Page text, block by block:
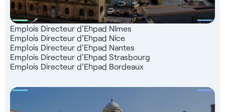
Emplois Directeur d'Ehpad Nîmes
Emplois Directeur d'Ehpad Nice
Emplois Directeur d'Ehpad Nantes
Emplois Directeur d'Ehpad Strasbourg
Emplois Directeur d'Ehpad Bordeaux